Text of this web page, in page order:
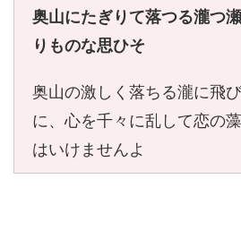
奥山にたぎりて落つる瀧つ
りものな思ひそ
奥山の激しく落ちる瀧に飛
に、心を千々に乱して恋の
はいけませんよ